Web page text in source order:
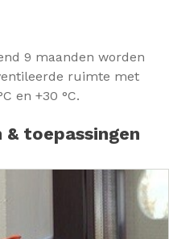
9 maanden worden
ruimte met
en +30 °C.
toepassingen